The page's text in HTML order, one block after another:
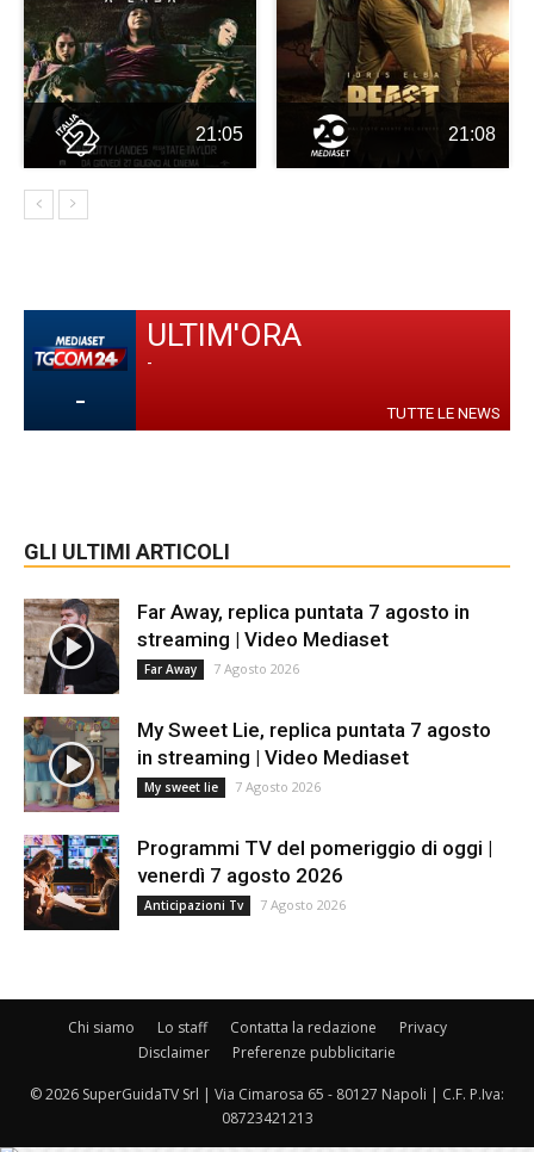
21:05 21:08
-
ULTIM'ORA
-
TUTTE LE NEWS
GLI ULTIMI ARTICOLI
Far Away, replica puntata 7 agosto in
streaming | Video Mediaset
Far Away 7 Agosto 2026
My Sweet Lie, replica puntata 7 agosto
in streaming | Video Mediaset
My sweet lie 7 Agosto 2026
Programmi TV del pomeriggio di oggi |
venerdì 7 agosto 2026
Anticipazioni Tv 7 Agosto 2026
Chi siamo Lo staff Contatta la redazione
Privacy
Disclaimer
Preferenze pubblicitarie
© 2026 SuperGuidaTV Srl | Via Cimarosa 65 - 80127 Napoli | C.F. P.Iva:
08723421213